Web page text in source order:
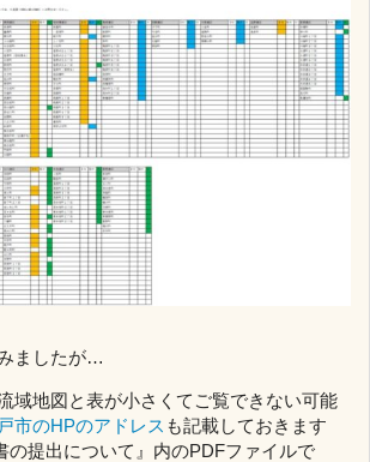
ましたが…
域地図と表が小さくてご覧できない可能
市のHPのアドレス も記載しておきます
の提出について』内のPDFファイルで